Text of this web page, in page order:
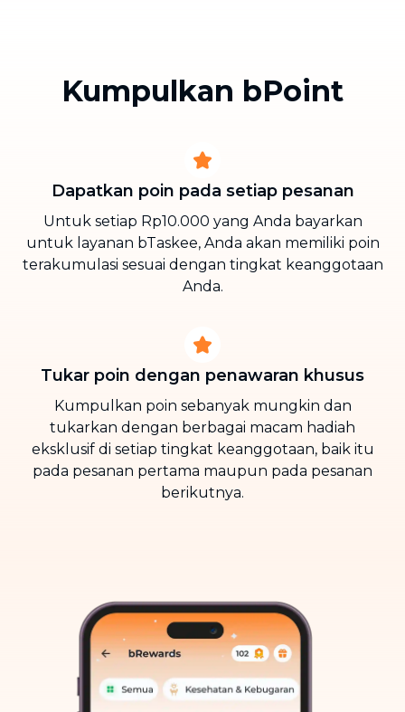
Kumpulkan bPoint
Dapatkan poin pada setiap pesanan
Untuk setiap Rp10.000 yang Anda bayarkan
untuk layanan bTaskee, Anda akan memiliki poin
terakumulasi sesuai dengan tingkat keanggotaan
Anda.
Tukar poin dengan penawaran khusus
Kumpulkan poin sebanyak mungkin dan
tukarkan dengan berbagai macam hadiah
eksklusif di setiap tingkat keanggotaan, baik itu
pada pesanan pertama maupun pada pesanan
berikutnya.